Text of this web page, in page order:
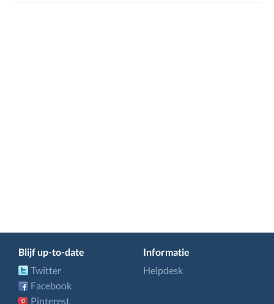
Blijf up-to-date
Twitter
Facebook
Pinterest
Informatie
Helpdesk